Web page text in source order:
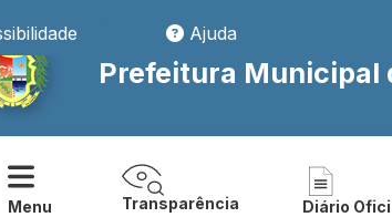
Ajuda
Prefeitura Municipal
Menu Transparência Diário